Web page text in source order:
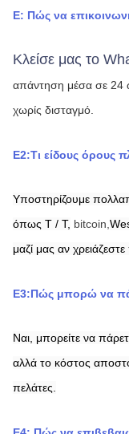
Ε: Πώς να
Κλείσε μας το
απάντηση μέσα σε 24
χωρίς δισταγμό.
Ε2:Τι είδους όρους
Υποστηρίζουμε
όπως T / T, bitcoin,
μαζί μας αν
Ε3:Πώς μπορώ να
Ναι, μπορείτε να
αλλά το κόστος
πελάτες.